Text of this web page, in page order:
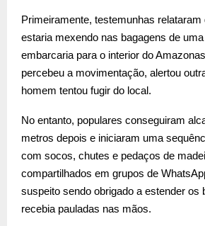
Primeiramente, testemunhas relataram
estaria mexendo nas bagagens de
embarcaria para o interior do
percebeu a movimentação, alertou
homem tentou fugir do local.
No entanto, populares conseguiram
metros depois e iniciaram uma
com socos, chutes e pedaços de
compartilhados em grupos de
suspeito sendo obrigado a estender os
recebia pauladas nas mãos.